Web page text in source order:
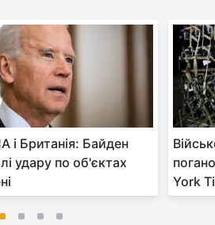
і Британія: Байден
удару по об'єктах
York